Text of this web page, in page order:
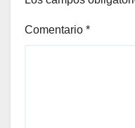
Comentario *